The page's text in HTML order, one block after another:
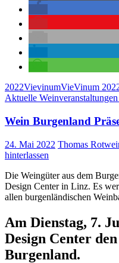
2022VievinumVieVinum
Aktuelle
Wein Burgenland
24. Mai 2022 Thomas
hinterlassen
Die Weingüter aus dem
Design Center in Linz. Es
allen burgenländischen
Am Dienstag, 7.
Design Center
Burgenland.